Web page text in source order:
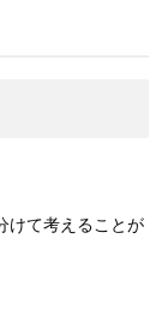
けて考えることが